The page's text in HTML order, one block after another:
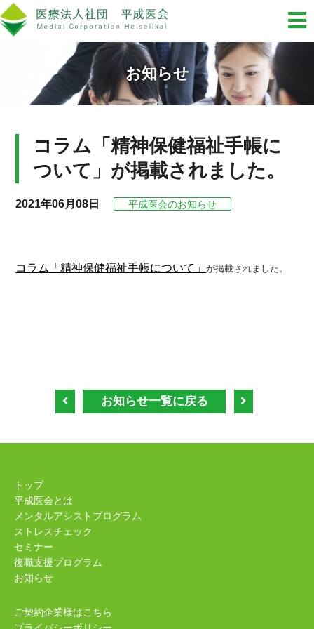
お知らせ
コラム「精神保健福祉手帳に
ついて」が掲載されました。
2021年06月08日 平成医会のお知らせ
コラム「精神保健福祉手帳について」が掲載されました。
お知らせ一覧に戻る
トップ
平成医会とは
メンタルアシストプログラム
ストレスチェック
セミナー
復職支援プログラム
お知らせ
ご契約企業様はこちら